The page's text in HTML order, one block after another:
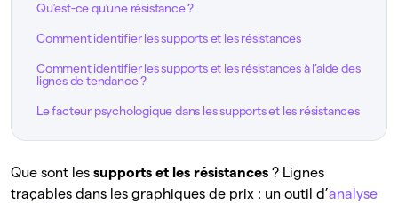
Qu’est-ce qu’une résistance ?
Comment identifier les supports et les résistances
Comment identifier les supports et les résistances à l’aide des
lignes de tendance ?
Le facteur psychologique dans les supports et les résistances
Que sont les supports et les résistances ? Lignes
traçables dans les graphiques de prix : un outil d’analyse